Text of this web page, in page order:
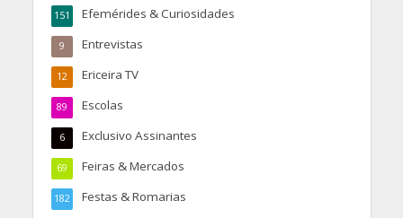
Efemérides & Curiosidades
151
Entrevistas
9
Ericeira TV
12
Escolas
89
Exclusivo Assinantes
6
Feiras & Mercados
69
Festas & Romarias
182